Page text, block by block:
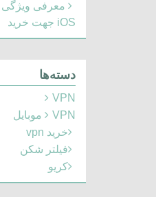
iOS جهت خرید
دسته‌ها
VPN
VPN موبایل
خرید vpn
فیلتر شکن
کریو